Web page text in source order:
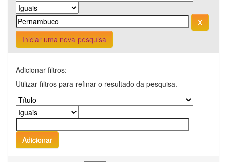
Iniciar uma nova pesquisa
Adicionar filtros:
Utilizar filtros para refinar o resultado da pesquisa.